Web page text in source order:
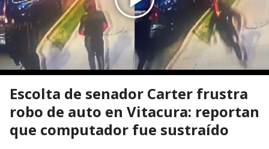
Escolta de senador Carter frustra
robo de auto en Vitacura: reportan
que computador fue sustraído